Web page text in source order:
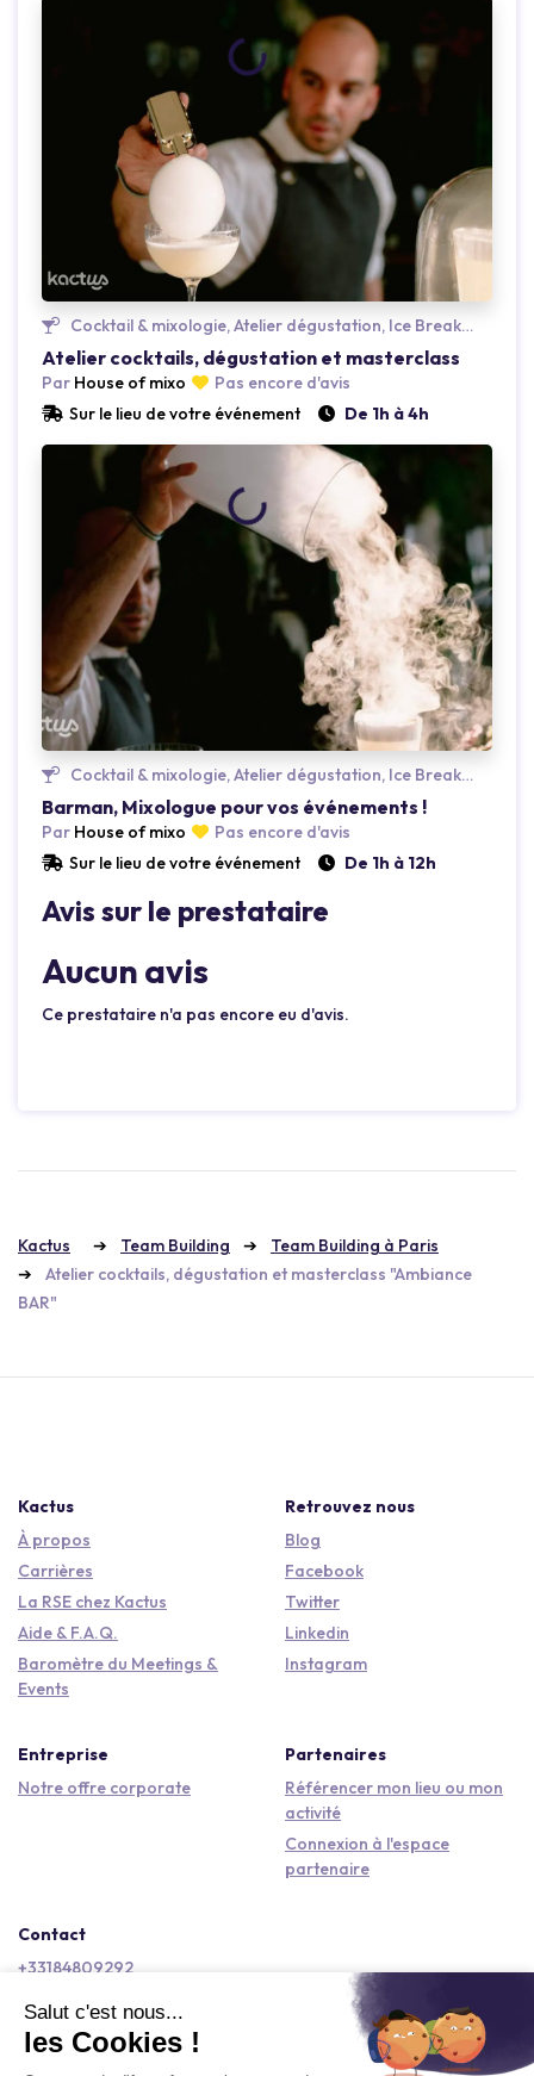
Loading...
Cocktail & mixologie, Atelier dégustation, Ice Breaker
Atelier cocktails, dégustation et masterclass
Par House of mixo
Pas encore d'avis
Sur le lieu de votre événement
De 1h à 4h
Loading...
Cocktail & mixologie, Atelier dégustation, Ice Breaker
Barman, Mixologue pour vos événements !
Par House of mixo
Pas encore d'avis
Sur le lieu de votre événement
De 1h à 12h
Avis sur le prestataire
Aucun avis
Ce prestataire n'a pas encore eu d'avis.
Kactus Team Building
Team Building à Paris
Atelier cocktails, dégustation et masterclass "Ambiance
BAR"
Kactus
À propos
Carrières
La RSE chez Kactus
Aide & F.A.Q.
Baromètre du Meetings &
Events
Retrouvez nous
Blog
Facebook
Twitter
Linkedin
Instagram
Entreprise
Notre offre corporate
Partenaires
Référencer mon lieu ou mon
activité
Connexion à l'espace
partenaire
Contact
+33184809292